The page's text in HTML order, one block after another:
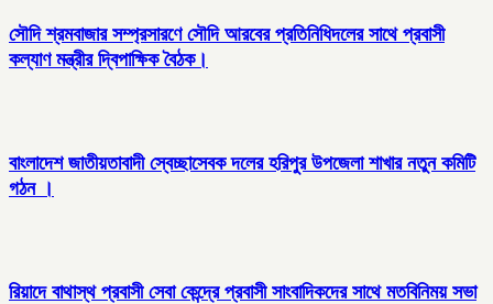
সৌদি শ্রমবাজার সম্প্রসারণে সৌদি আরবের প্রতিনিধিদলের সাথে প্রবাসী
কল্যাণ মন্ত্রীর দ্বিপাক্ষিক বৈঠক।
বাংলাদেশ জাতীয়তাবাদী স্বেচ্ছাসেবক দলের হরিপুর উপজেলা শাখার নতুন কমিটি
গঠন ।
রিয়াদে বাথাস্থ প্রবাসী সেবা কেন্দ্রে প্রবাসী সাংবাদিকদের সাথে মতবিনিময় সভা